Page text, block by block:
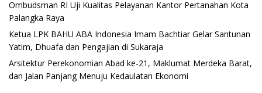
Ombudsman RI Uji Kualitas Pelayanan Kantor Pertanahan Kota
Palangka Raya
Ketua LPK BAHU ABA Indonesia Imam Bachtiar Gelar Santunan
Yatim, Dhuafa dan Pengajian di Sukaraja
Arsitektur Perekonomian Abad ke-21, Maklumat Merdeka Barat,
dan Jalan Panjang Menuju Kedaulatan Ekonomi